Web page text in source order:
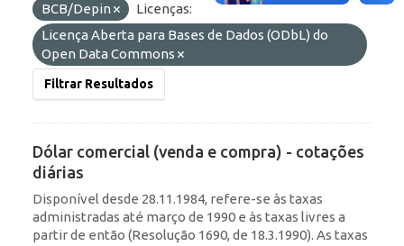
BCB/Depin
Licenças:
Licença Aberta para Bases de Dados (ODbL) do
Open Data Commons
Filtrar Resultados
Dólar comercial (venda e compra) - cotações
diárias
Disponível desde 28.11.1984, refere-se às taxas
administradas até março de 1990 e às taxas livres a
partir de então (Resolução 1690, de 18.3.1990). As taxas